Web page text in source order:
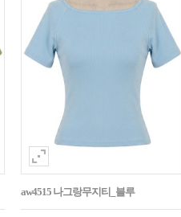
aw4515 나그랑무지티_블루